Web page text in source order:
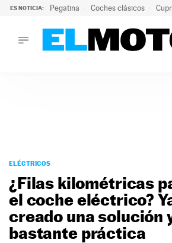
ES NOTICIA: Pegatina Coches clásicos
PODCAST
MOTOS
TECNOLOGÍA
MOTORTV
ELÉCTRICOS
¿Filas kilométricas
el coche eléctrico?
creado una solución
bastante práctica